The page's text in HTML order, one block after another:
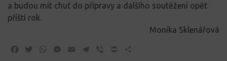
a budou mít chuť do přípravy a dalšího soutěžení opět
příští rok.
Monika Sklenářová
Facebook
TwitterWhatsApp
Messenger
Email Telegram
Viber Print